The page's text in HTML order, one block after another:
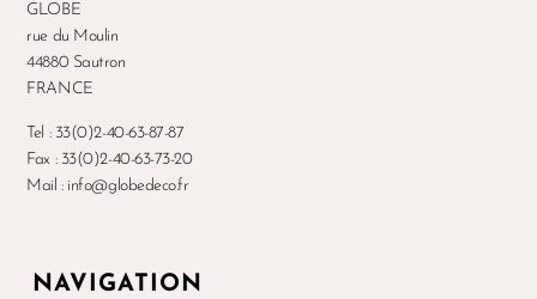
GLOBE
rue du Moulin
44880 Sautron
FRANCE
Tel : 33(0)2-40-63-87-87
Fax : 33(0)2-40-63-73-20
Mail : info@globedeco.fr
NAVIGATION